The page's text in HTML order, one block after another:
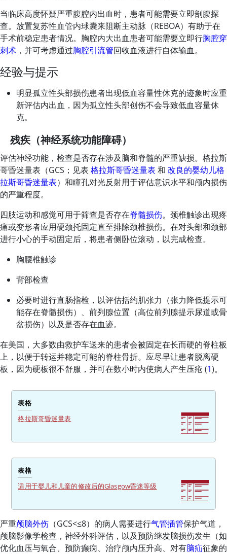
当临床高度怀疑严重腹腔内出血时，患者可能需要立即剖腹探
查。放置复苏性血管内球囊来阻断主动脉（REBOA）有助于在
手术前稳定患者情况。胸腔内大出血患者可能需要立即行胸腔穿
刺术 ，并可考虑通过胸腔引流管回收血液进行自体输血。
经验与提示
明显孤立性头部损伤患者出现低血容量性休克的迹象时应重
新评估内出血，因为孤立性头部创伤不会导致低血容量休
克。
残疾（神经系统功能障碍）
评估神经功能，检查是否存在涉及脑和脊髓的严重缺损。格拉斯
哥昏迷量表（GCS；见表 格拉斯哥昏迷量表 和 改良的婴幼儿格
拉斯哥昏迷量表）和瞳孔对光反射用于评估意识水平和颅内损伤
的严重程度。
四肢运动和感觉可用于筛查是否存在脊髓损伤。颈椎触诊出现疼
痛或变形者应用硬颈托固定直至排除颈椎损伤。在对头部和颈部
进行小心的手动固定后，将患者侧卧位滚动，以完成检查。
胸腰椎触诊
背部检查
必要时进行直肠指检，以评估括约肌张力（张力降低提示可
能存在脊髓损伤）、前列腺位置（高位前列腺提示尿道或骨
盆损伤）以及是否存在血迹。
在美国，大多数由救护车送来的患者会被固定在长而硬的脊柱板
上，以便于转运并稳定可能的脊柱骨折。应尽早让患者脱离硬
板，因为硬板很不舒服，并可在数小时内使病人产生压疮 (1)。
表格
格拉斯哥昏迷量表
表格
适用于婴儿和儿童的修改后的Glasgow昏迷等级
严重颅脑外伤 （GCS<≤8）的病人需要进行气管插管保护气道，
颅脑影像学检查，神经外科评估，以及预防继发脑损伤发生（如
优化血压与氧合、预防癫痫、治疗颅内压升高、对有脑疝征象的